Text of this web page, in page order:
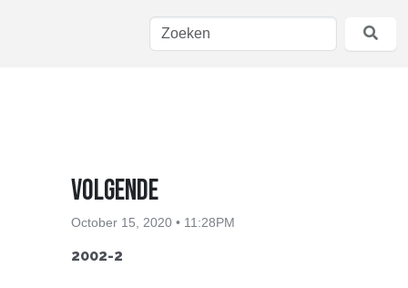
Volgende
October 15, 2020 • 11:28PM
2002-2